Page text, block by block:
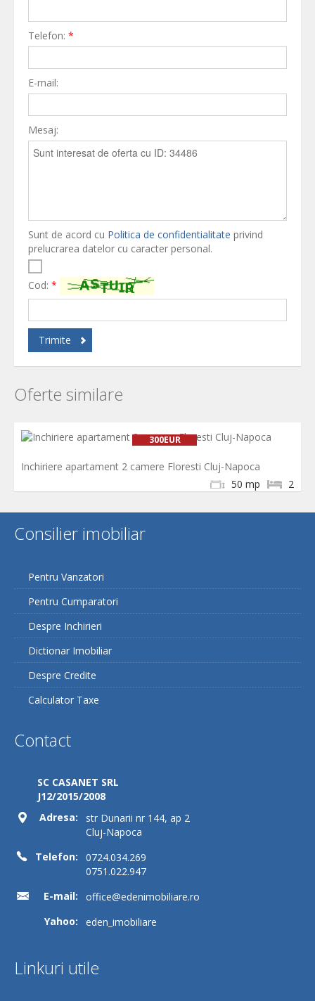
Telefon: *
E-mail:
Mesaj:
Sunt de acord cu Politica de confidentialitate privind
prelucrarea datelor cu caracter personal.
Cod: *
Trimite
Oferte similare
300EUR
Inchiriere apartament 2 camere Floresti Cluj-Napoca
2
50 mp
Consilier imobiliar
Pentru Vanzatori
Pentru Cumparatori
Despre Inchirieri
Dictionar Imobiliar
Despre Credite
Calculator Taxe
Contact
SC CASANET SRL
J12/2015/2008
Adresa:
str Dunarii nr 144, ap 2
Cluj-Napoca
Telefon:
0724.034.269
0751.022.947
E-mail:
office@edenimobiliare.ro
Yahoo:
eden_imobiliare
Linkuri utile